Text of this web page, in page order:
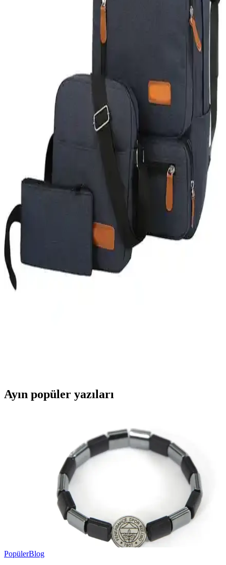
Tortuga Travel Backpack 40L Lite: 6 Günlük
Seyahatler İçin Konforlu ve Organize Çanta
Tortuga Travel Backpack 40L Lite, 6 günlük seyahatlerde konforlu
ağırlık yönetimi ve tasarım önerileri detaylandırılıyor.
Bevitton Gri ve Lacivert Sırt Çantaları
Karşılaştırması ve Özellikleri
İki popüler Bevitton sırt çantasını detaylı karşılaştırıyoruz: suya
dayanıklı kumaş, geniş depolama ve kullanım alanlarıyla farkları
Cengiz Pakel Molly ve CRESSBERRY Sırt Çantası
Karşılaştırması Günlük Kullanım İçin Uygun
Modeller
İki popüler sırt çantasını karşılaştırıyoruz: modern ve fonksiyonel
Cengiz Pakel Molly ile şık CRESSBERRY modeli arasındaki
farkları keşfedin.
Tasarım Dünyam IP Spor Sırt Çantası: Hafif,
Dayanıklı ve Şık Tasarım Özellikleri
Tasarım Dünyam IP spor sırt çantası, suya dayanıklı, hafif ve şık
tasarımıyla günlük ve spor aktivitelerine uygun, dayanıklı ve
kullanışlı bir seçenektir.
Ayın popüler yazıları
PopülerBlog